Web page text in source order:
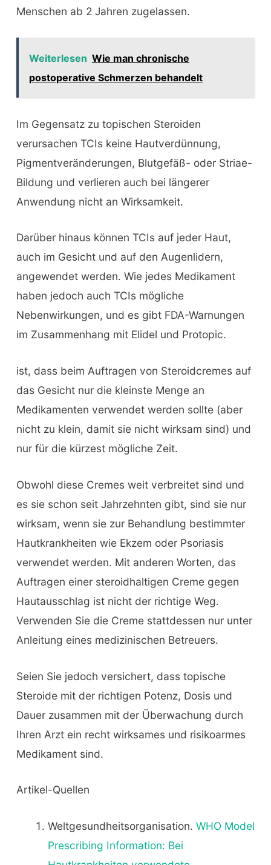
Menschen ab 2 Jahren zugelassen.
Weiterlesen Wie man chronische
postoperative Schmerzen behandelt
Im Gegensatz zu topischen Steroiden
verursachen TCIs keine Hautverdünnung,
Pigmentveränderungen, Blutgefäß- oder Striae-
Bildung und verlieren auch bei längerer
Anwendung nicht an Wirksamkeit.
Darüber hinaus können TCIs auf jeder Haut,
auch im Gesicht und auf den Augenlidern,
angewendet werden. Wie jedes Medikament
haben jedoch auch TCIs mögliche
Nebenwirkungen, und es gibt FDA-Warnungen
im Zusammenhang mit Elidel und Protopic.
ist, dass beim Auftragen von Steroidcremes auf
das Gesicht nur die kleinste Menge an
Medikamenten verwendet werden sollte (aber
nicht zu klein, damit sie nicht wirksam sind) und
nur für die kürzest mögliche Zeit.
Obwohl diese Cremes weit verbreitet sind und
es sie schon seit Jahrzehnten gibt, sind sie nur
wirksam, wenn sie zur Behandlung bestimmter
Hautkrankheiten wie Ekzem oder Psoriasis
verwendet werden. Mit anderen Worten, das
Auftragen einer steroidhaltigen Creme gegen
Hautausschlag ist nicht der richtige Weg.
Verwenden Sie die Creme stattdessen nur unter
Anleitung eines medizinischen Betreuers.
Seien Sie jedoch versichert, dass topische
Steroide mit der richtigen Potenz, Dosis und
Dauer zusammen mit der Überwachung durch
Ihren Arzt ein recht wirksames und risikoarmes
Medikament sind.
Artikel-Quellen
Weltgesundheitsorganisation. WHO Model
Prescribing Information: Bei